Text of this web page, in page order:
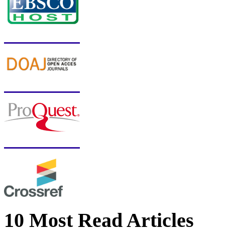
10 Most Read Articles